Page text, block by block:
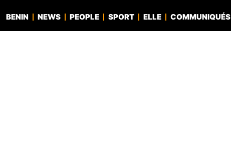
BENIN NEWS PEOPLE SPORT ELLE COMMUNIQUÉS